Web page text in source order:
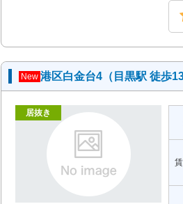
New 港区白金台4（目黒駅 徒歩
居抜き